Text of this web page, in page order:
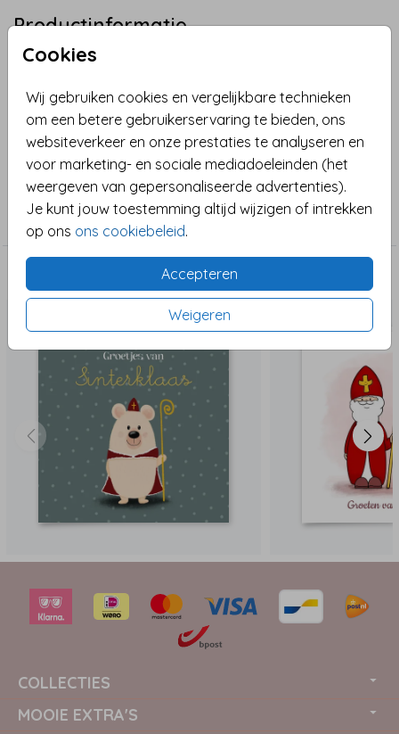
Cookies
Wij gebruiken cookies en vergelijkbare technieken
om een betere gebruikerservaring te bieden, ons
websiteverkeer en onze prestaties te analyseren en
voor marketing- en sociale mediadoeleinden (het
weergeven van gepersonaliseerde advertenties).
Je kunt jouw toestemming altijd wijzigen of intrekken
op ons ons cookiebeleid.
Accepteren
Weigeren
Productinformatie
Sinterklaaskaart met snoepgoed en een label met
een gedichtje om te laten weten, dat je de ontvanger
van deze wenskaart niet bent vergeten.
Collectie
Sinterklaas
Dit vind je misschien ook leuk
COLLECTIES
MOOIE EXTRA'S